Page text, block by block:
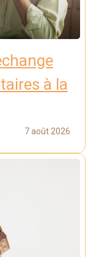
à la
7 août 2026